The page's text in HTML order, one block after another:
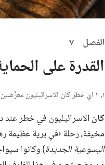
الفصل ٧
القدرة على
١،‏ ٢ ايّ خطر كان الاسرائيليون معرَّضين له عند دخولهم منطقة سيناء سنة ١٥١٣ ق‌م،‏ وبأية كلمات طمأنهم يهوه؟‏
كان
مخيفة،‏ رحلة ‹في برية عظيمة
اليسوعية الجديدة‏)‏ وكانوا